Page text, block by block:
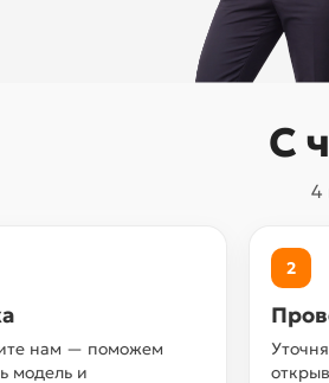
С
4
нам — поможем
модель и
2